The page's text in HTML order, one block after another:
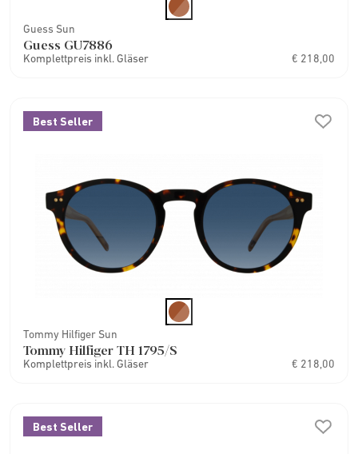
Guess Sun
Guess GU7886
Komplettpreis inkl. Gläser € 218,00
Best Seller
Tommy Hilfiger Sun
Tommy Hilfiger TH 1795/S
Komplettpreis inkl. Gläser € 218,00
Best Seller